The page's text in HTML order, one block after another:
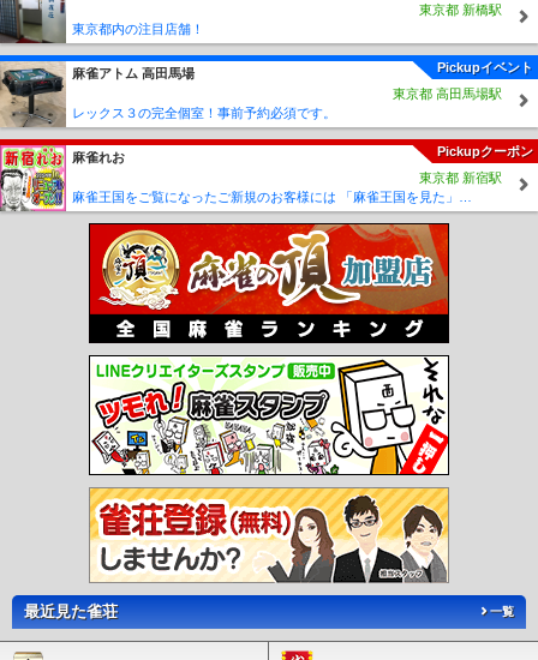
東京都 新橋駅
東京都内の注目店舗！
Pickupイベント
麻雀アトム 高田馬場
東京都 高田馬場駅
レックス３の完全個室！事前予約必須です。
Pickupクーポン
麻雀れお
東京都 新宿駅
最近見た雀荘 一覧